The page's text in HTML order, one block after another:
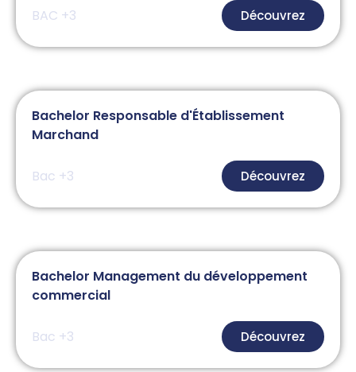
BAC +3 Découvrez
Bachelor Responsable d'Établissement
Marchand
Bac +3 Découvrez
Bachelor Management du développement
commercial
Bac +3 Découvrez